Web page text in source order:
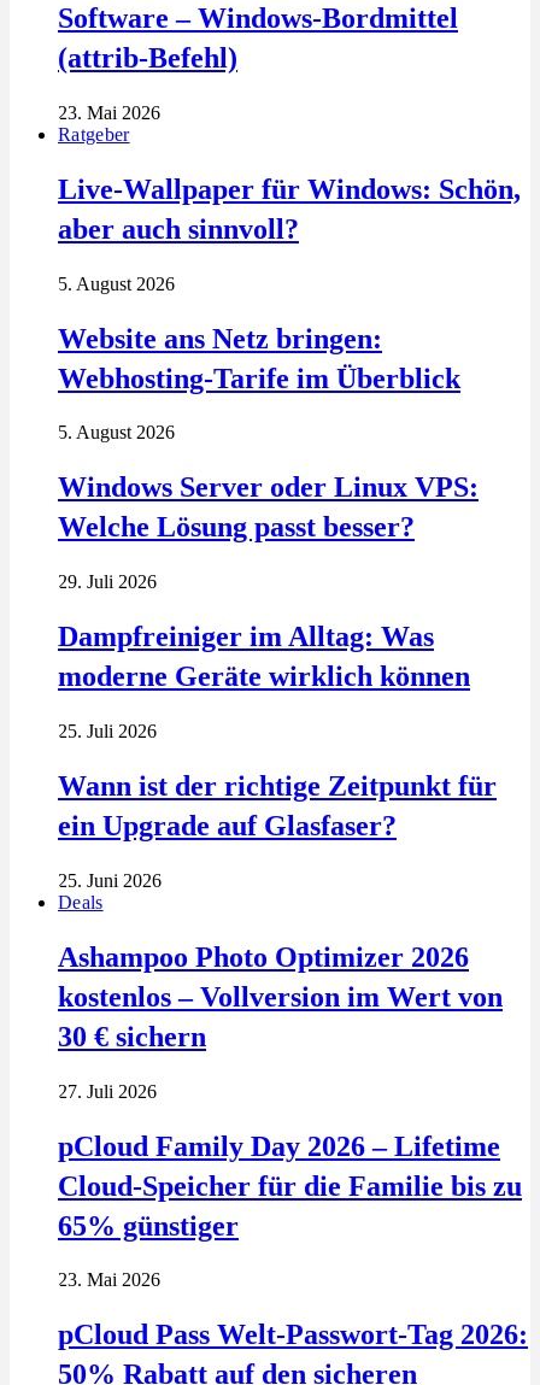
Software – Windows-Bordmittel
(attrib-Befehl)
23. Mai 2026
Ratgeber
Live-Wallpaper für Windows: Schön,
aber auch sinnvoll?
5. August 2026
Website ans Netz bringen:
Webhosting-Tarife im Überblick
5. August 2026
Windows Server oder Linux VPS:
Welche Lösung passt besser?
29. Juli 2026
Dampfreiniger im Alltag: Was
moderne Geräte wirklich können
25. Juli 2026
Wann ist der richtige Zeitpunkt für
ein Upgrade auf Glasfaser?
25. Juni 2026
Deals
Ashampoo Photo Optimizer 2026
kostenlos – Vollversion im Wert von
30 € sichern
27. Juli 2026
pCloud Family Day 2026 – Lifetime
Cloud-Speicher für die Familie bis zu
65% günstiger
23. Mai 2026
pCloud Pass Welt-Passwort-Tag 2026:
50% Rabatt auf den sicheren